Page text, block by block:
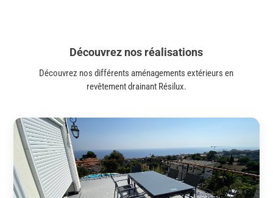
Découvrez nos réalisations
Découvrez nos différents aménagements extérieurs en
revêtement drainant Résilux.